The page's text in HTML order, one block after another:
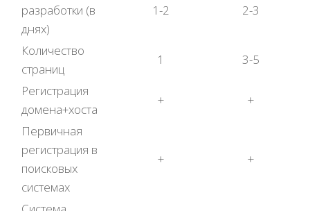
разработки (в
днях)
1-2 2-3
Количество
страниц
1
3-5
Регистрация
домена+хоста
+
+
Первичная
регистрация в
поисковых
системах
+ +